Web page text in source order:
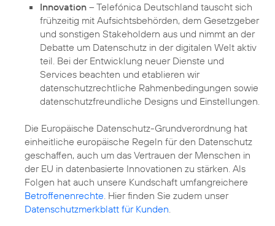
Innovation – Telefónica Deutschland tauscht sich
frühzeitig mit Aufsichtsbehörden, dem Gesetzgeber
und sonstigen Stakeholdern aus und nimmt an der
Debatte um Datenschutz in der digitalen Welt aktiv
teil. Bei der Entwicklung neuer Dienste und
Services beachten und etablieren wir
datenschutzrechtliche Rahmenbedingungen sowie
datenschutzfreundliche Designs und Einstellungen.
Die Europäische Datenschutz-Grundverordnung hat
einheitliche europäische Regeln für den Datenschutz
geschaffen, auch um das Vertrauen der Menschen in
der EU in datenbasierte Innovationen zu stärken. Als
Folgen hat auch unsere Kundschaft umfangreichere
Betroffenenrechte. Hier finden Sie zudem unser
Datenschutzmerkblatt für Kunden.